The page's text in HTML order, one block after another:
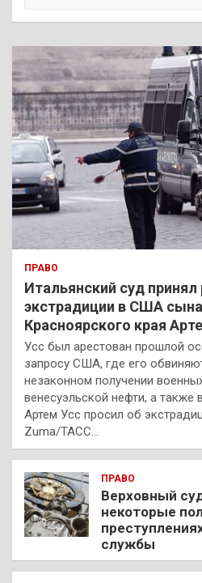
к
ПРАВО
Итальянский суд
экстрадиции в США сына
Красноярского края
Усс был арестован прошлой
запросу США, где его
незаконном получении
венесуэльской нефти, а также
Артем Усс просил об
Zuma/ТАСС…
ПРАВО
Верховный
некоторые
службы